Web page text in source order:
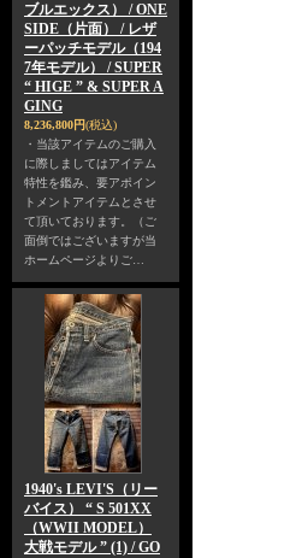
ブルエックス） / ONE
SIDE（片面） / レザ
ーパッチモデル（194
7年モデル） / SUPER
“ HIGE ” & SUPER A
GING
8,236,800円(税込)
・当該アイテムのご購入
に際しましてはアイテム
特性を鑑み、要アポイン
トメントアイテムとさせ
て頂いております。（ご
面倒ではございますが当
ホームページよりご…
1940's LEVI'S（リー
バイス） “ S 501XX
（WWII MODEL）
大戦モデル ” (1) / GO